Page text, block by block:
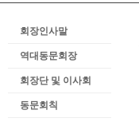
회장인사말
역대동문회장
회장단 및 이사회
동문회칙